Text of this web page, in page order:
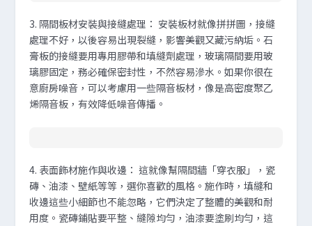
3. 隔間板材安裝與接縫處理 ： 安裝板材就像拼拼圖，接縫
處理不好，以後容易出現裂縫，影響美觀又藏污納垢。石
膏板的接縫要用專用膠帶和填縫劑處理，玻璃隔間要用玻
璃膠固定，務必確保密封性，不然容易滲水。如果你很在
意廚房噪音，可以考慮用一些隔音板材，像是高密度聚乙
烯隔音板，有效降低噪音傳播。
4. 表面飾材施作與收邊 ： 這就像幫隔間牆「穿衣服」，瓷
磚、油漆、壁紙等等，選你喜歡的風格。施作時，填縫和
收邊這些小細節也不能忽略，它們決定了整體的美觀和耐
用度。瓷磚鋪貼要平整、縫隙均勻，油漆要塗刷均勻，這